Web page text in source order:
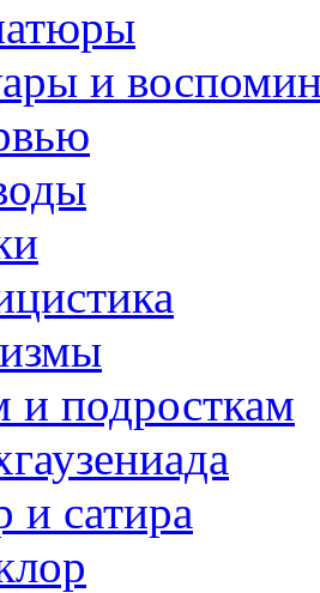
и
и подросткам
сатира